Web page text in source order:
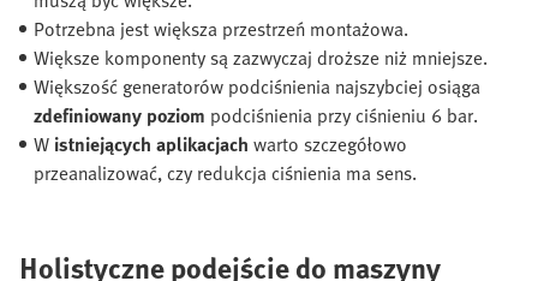
Potrzebna jest większa przestrzeń montażowa.
Większe komponenty są zazwyczaj droższe niż mniejsze.
Większość generatorów podciśnienia najszybciej osiąga
zdefiniowany poziom podciśnienia przy ciśnieniu 6 bar.
W istniejących aplikacjach warto szczegółowo
przeanalizować, czy redukcja ciśnienia ma sens.
Holistyczne podejście do maszyny